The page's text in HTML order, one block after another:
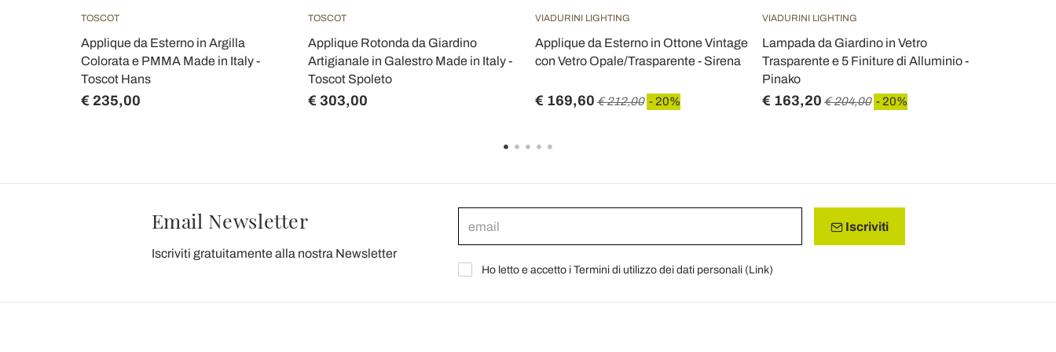
TOSCOT
Applique da Esterno in Argilla
Colorata e PMMA Made in Italy -
Toscot Hans
€ 235,00
TOSCOT
Applique Rotonda da Giardino
Artigianale in Galestro Made in Italy -
Toscot Spoleto
€ 303,00
VIADURINI LIGHTING
Applique da Esterno in Ottone Vintage
con Vetro Opale/Trasparente - Sirena
€ 169,60 € 212,00 - 20%
VIADURINI LIGHTING
Lampada da Giardino in Vetro
Trasparente e 5 Finiture di Alluminio -
Pinako
€ 163,20 € 204,00 - 20%
Email Newsletter
Iscriviti gratuitamente alla nostra Newsletter
Iscriviti
Ho letto e accetto i Termini di utilizzo dei dati personali (Link)